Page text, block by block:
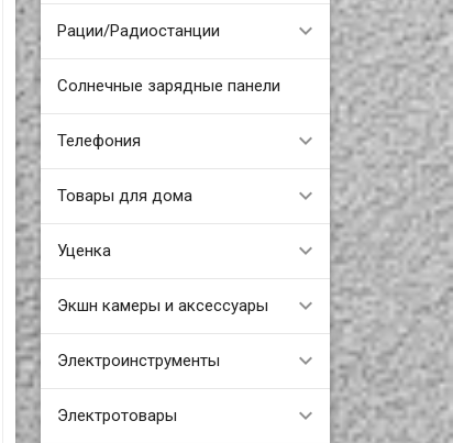
Рации/Радиостанции
Солнечные зарядные панели
Телефония
Товары для дома
Уценка
Экшн камеры и аксессуары
Электроинструменты
Электротовары